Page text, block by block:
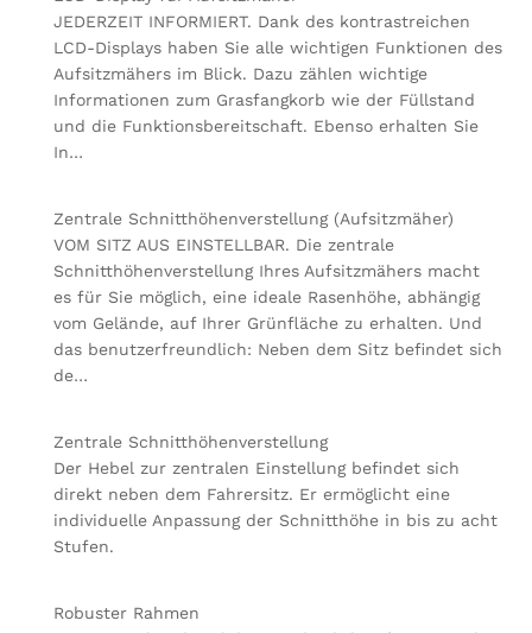
JEDERZEIT INFORMIERT. Dank des kontrastreichen
LCD-Displays haben Sie alle wichtigen Funktionen des
Aufsitzmähers im Blick. Dazu zählen wichtige
Informationen zum Grasfangkorb wie der Füllstand
und die Funktionsbereitschaft. Ebenso erhalten Sie
In…
Zentrale Schnitthöhenverstellung (Aufsitzmäher)
VOM SITZ AUS EINSTELLBAR. Die zentrale
Schnitthöhenverstellung Ihres Aufsitzmähers macht
es für Sie möglich, eine ideale Rasenhöhe, abhängig
vom Gelände, auf Ihrer Grünfläche zu erhalten. Und
das benutzerfreundlich: Neben dem Sitz befindet sich
de…
Zentrale Schnitthöhenverstellung
Der Hebel zur zentralen Einstellung befindet sich
direkt neben dem Fahrersitz. Er ermöglicht eine
individuelle Anpassung der Schnitthöhe in bis zu acht
Stufen.
Robuster Rahmen